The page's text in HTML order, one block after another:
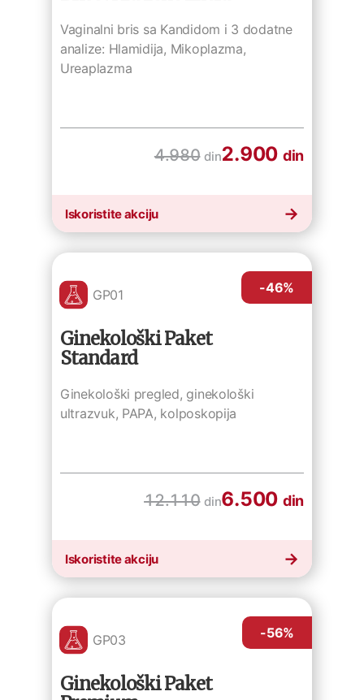
Vaginalni bris sa Kandidom i 3 dodatne
analize: Hlamidija, Mikoplazma,
Ureaplazma
4.980 din2.900 din
Iskoristite akciju
GP01
Ginekološki Paket
Standard
Ginekološki pregled, ginekološki
ultrazvuk, PAPA, kolposkopija
-46%
12.110 din6.500 din
Iskoristite akciju
GP03
Ginekološki Paket
-56%